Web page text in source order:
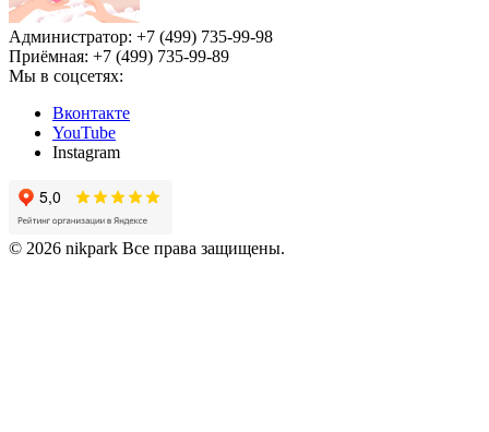
Администратор: +7 (499) 735-99-98
Приёмная: +7 (499) 735-99-89
Мы в соцсетях:
Вконтакте
YouTube
Instagram
© 2026 nikpark Все права защищены.